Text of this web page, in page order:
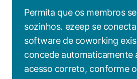
Permita que os membros
sozinhos. ezeep se
software de coworking
concede automaticamente
acesso correto, conforme